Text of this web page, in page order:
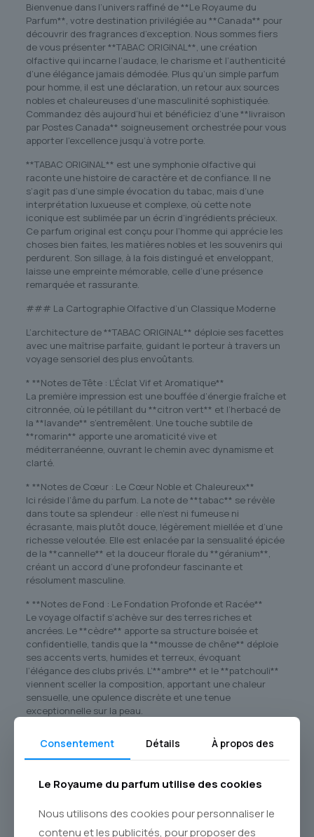
Bienvenue dans l’univers raffiné de **Le Royaume du
Parfum**, votre destination privilégiée au **Canada** pour
découvrir des fragrances d’exception. Nous sommes fiers
de vous présenter **TABAC ORIGINAL**, une création
olfactive qui incarne l’audace, le charisme et l’authenticité
d’une élégance jamais démodée. Plus qu’un simple parfum
pour homme, il est une déclaration, un retour aux sources
nobles et chaleureuses d’une masculinité sophistiquée.
Commandez dès aujourd’hui et bénéficiez d’une **livraison
par Postes Canada** soigneusement orchestrée pour vous
apporter l’excellence jusqu’à votre porte.
**TABAC ORIGINAL** est une symphonie olfactive qui
raconte une histoire de caractère et de confiance. Il ne
s’agit pas d’une simple évocation du tabac, mais d’une
interprétation luxueuse et complexe, où cette note
iconique est sublimée par un écrin d’ingrédients précieux.
Ce parfum original est conçu pour l’homme qui apprécie les
choses bien faites, les matières nobles et les souvenirs qui
perdurent. Son sillage, à la fois distingué et enveloppant,
laisse une empreinte mémorable, celle d’une présence
remarquée et rassurante.
### La Cartographie Olfactive d’un Classique Moderne
L’architecture de **TABAC ORIGINAL** déploie ses facettes
avec une maîtrise parfaite, guidant le porteur à travers un
voyage sensoriel des plus envoûtants.
* **Notes de Tête : L’Éclat Vif et Aromatique**
La première impression est une bouffée d’énergie fraîche et
citronnée, où le pétillant du **citron vert** et l’herbacé de
la **lavande** s’entremêlent. Une touche subtile de
**romarin** apporte une aromaticité vive et
méditerranéenne, ouvrant le chemin avec dynamisme et
clarté.
* **Notes de Cœur : Le Cœur Noble et Chaleureux**
Ici réside l’âme du parfum. La note de **tabac** se révèle
dans toute sa splendeur : elle n’est ni fumeuse ni
écrasante, mais plutôt douce, légèrement miellée et d’une
richesse veloutée. Elle est enlacée par la sensualité épicée
de la **cannelle** et la douceur florale du **géranium**,
créant un accord d’une profondeur fascinante et
résolument masculine.
* **Notes de Fond : Le Fondation Profonde et Racée**
Le voyage olfactif s’achève sur des terres riches et
ancrées. Le **cèdre** apporte sa structure boisée et
confidentielle, tandis que la **mousse de chêne** déploie
ses accents verts, humides et terreux, évoquant
l’élégance des clubs privés. L’**ambre** et le **patchouli**
viennent sceller la composition, apportant une chaleur
sensuelle, une opulence discrète et une tenue
exceptionnelle sur la peau.
Ce parfum pour homme est l’allié idéal de l’homme
est fait pour celui qui valorise l’héritage, la qualité et
lors d’une réunion d’affaires importante que lors d’une
Consentement Détails À propos des
Le Royaume du parfum utilise des cookies
Nous utilisons des cookies pour personnaliser le
contenu et les publicités, pour proposer des